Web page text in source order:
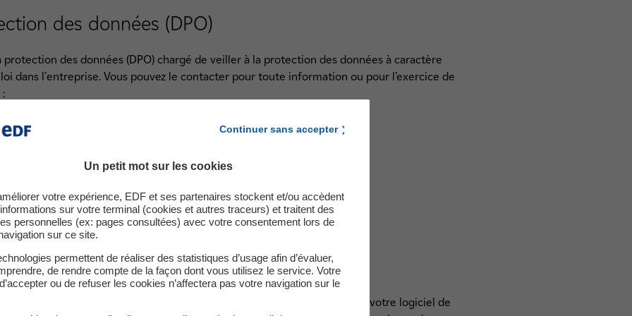
des données (DPO)
protection des données (DPO) chargé de veiller à la protection des données à caractère
dans l'entreprise. Vous pouvez le contacter pour toute information ou pour l’exercice de
des données
la Défense
Cedex
et-libertes@edf.fr
Nationale Informatique et Libertés (CNIL).
(cookies)
qu'un témoin de connexion peut s'installer automatiquement sur votre logiciel de
Continuer sans accepter
Un petit mot sur les cookies
votre expérience, EDF et ses partenaires stockent et/ou accèdent
sur votre terminal (cookies et autres traceurs) et traitent des
personnelles (ex: pages consultées) avec votre consentement lors de
sur ce site.
permettent de réaliser des statistiques d’usage afin d’évaluer,
de rendre compte de la façon dont vous utilisez le service. Votre
ou de refuser les cookies n’affectera pas votre navigation sur le